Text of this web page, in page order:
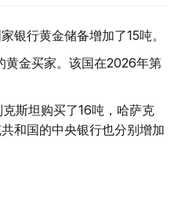
银行黄金储备增加了15吨。
黄金买家。该国在2026年第
斯坦购买了16吨，哈萨克
和国的中央银行也分别增加